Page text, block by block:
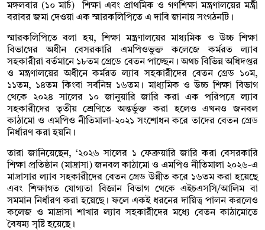
মঙ্গলবার (১০ মার্চ) শিক্ষা এবং প্রাথমিক ও গণশিক্ষা মন্ত্রণালয়ের মন্ত্রী
বরাবর জমা দেওয়া এক স্মারকলিপিতে এ দাবি জানায় সংগঠনটি।
স্মারকলিপিতে বলা হয়, শিক্ষা মন্ত্রণালয়ের মাধ্যমিক ও উচ্চ শিক্ষা
বিভাগের অধীন বেসরকারি এমপিওভুক্ত কলেজে কর্মরত ল্যাব
সহকারীরা বর্তমানে ১৮তম গ্রেডে বেতন পাচ্ছেন। অথচ বিভিন্ন অধিদপ্তর
ও মন্ত্রণালয়ের অধীনে কর্মরত ল্যাব সহকারীদের বেতন গ্রেড ১০ম,
১১তম, ১৪তম কিংবা সর্বনিম্ন ১৬তম। মাধ্যমিক ও উচ্চ শিক্ষা বিভাগ
থেকে ২০২৪ সালের ১০ জানুয়ারি জারি করা এক পরিপত্রে ল্যাব
সহকারীদের তৃতীয় শ্রেণিতে অন্তর্ভুক্ত করা হলেও এখনও জনবল
কাঠামো ও এমপিও নীতিমালা-২০২১ সংশোধন করে তাদের বেতন গ্রেড
নির্ধারণ করা হয়নি।
তারা জানিয়েছেন, ‘২০২৬ সালের ১ ফেব্রুয়ারি জারি করা বেসরকারি
শিক্ষা প্রতিষ্ঠান (মাদ্রাসা) জনবল কাঠামো ও এমপিও নীতিমালা ২০২৬-এ
মাদ্রাসার ল্যাব সহকারীদের বেতন গ্রেড উন্নীত করে ১৬তম করা হয়েছে
এবং শিক্ষাগত যোগ্যতা বিজ্ঞান বিভাগ থেকে এইচএসসি/আলিম বা
সমমান নির্ধারণ করা হয়েছে। ফলে একই ধরনের দায়িত্ব পালন করলেও
কলেজ ও মাদ্রাসা শাখার ল্যাব সহকারীদের মধ্যে বেতন কাঠামোতে
বৈষম্য সৃষ্টি হয়েছে।